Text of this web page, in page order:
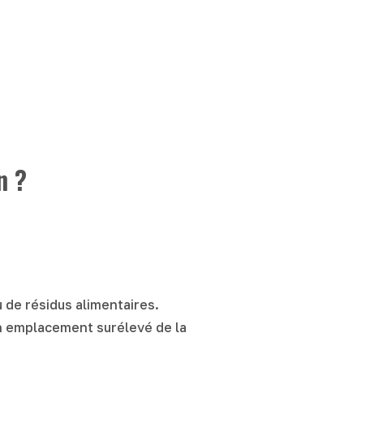
?
de résidus alimentaires.
surélevé de la